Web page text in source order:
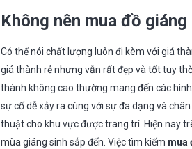
Không nên mua đồ
Có thể nói chất lượng luôn đi kèm với giá
giá thành rẻ nhưng vẫn rất đẹp và tốt tuy
thành không cao thường mang đến các
sự cố dễ xảy ra cùng với sự đa dạng và
thuật cho khu vực được trang trí. Hiện nay
mùa giáng sinh sắp đến. Việc tìm kiếm mua